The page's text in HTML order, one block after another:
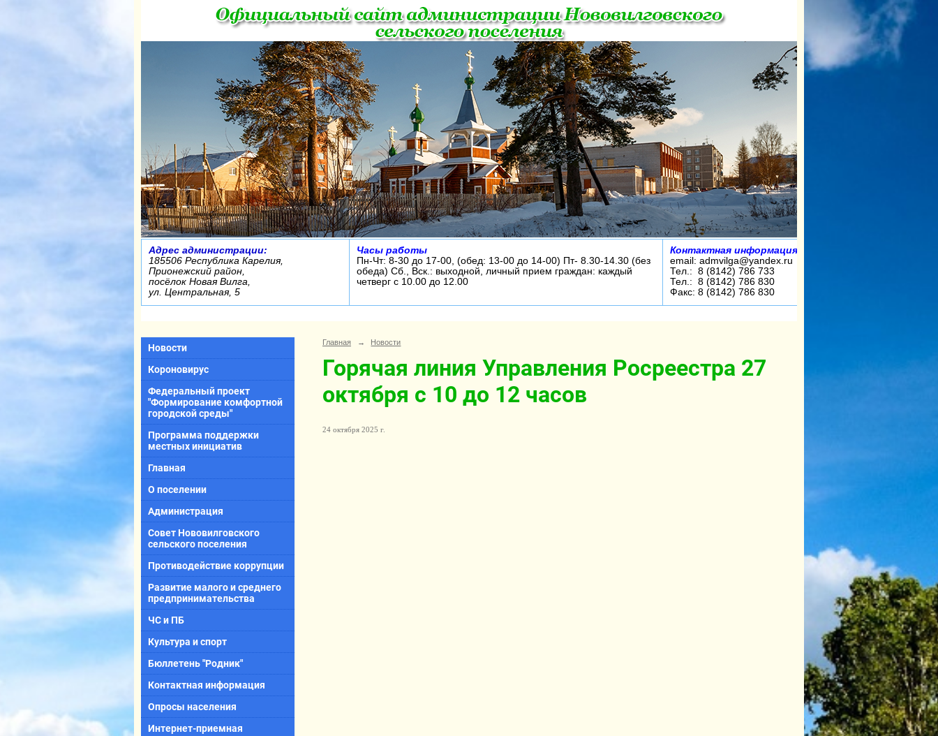
Адрес администрации:
185506 Республика Карелия,
Прионежский район,
посёлок Новая Вилга,
ул. Центральная, 5
Часы работы
Пн-Чт: 8-30 до 17-00, (обед: 13-00 до 14-00) Пт- 8.30-14.30 (без
обеда) Сб., Вск.: выходной, личный прием граждан: каждый
четверг с 10.00 до 12.00
Контактная информация:
email: admvilga@yandex.ru
Тел.: 8 (8142) 786 733
Тел.: 8 (8142) 786 830
Факс: 8 (8142) 786 830
Новости
Короновирус
Федеральный проект
"Формирование комфортной
городской среды"
Программа поддержки
местных инициатив
Главная
О поселении
Администрация
Совет Нововилговского
сельского поселения
Противодействие коррупции
Развитие малого и среднего
предпринимательства
ЧС и ПБ
Культура и спорт
Бюллетень "Родник"
Контактная информация
Опросы населения
Интернет-приемная
Главная → Новости
Горячая линия Управления Росреестра 27
октября с 10 до 12 часов
24 октября 2025 г.